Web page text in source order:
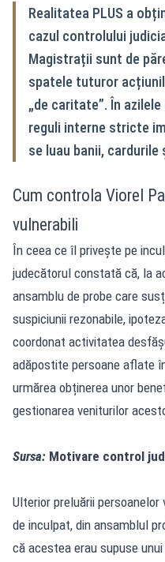
Realitatea PLUS a
cazul controlului
Magistrații sunt de
spatele tuturor
„de caritate”. În
reguli interne stricte
se luau banii,
Cum controla Viorel
vulnerabili
În ceea ce îl privește pe
judecătorul constată că, la
ansamblu de probe care
suspiciunii rezonabile,
coordonat activitatea
adăpostite persoane aflate
urmărea obținerea unor
gestionarea veniturilor
Sursa: Motivare control
Ulterior preluării
de inculpat, din ansamblul
că acestea erau supuse